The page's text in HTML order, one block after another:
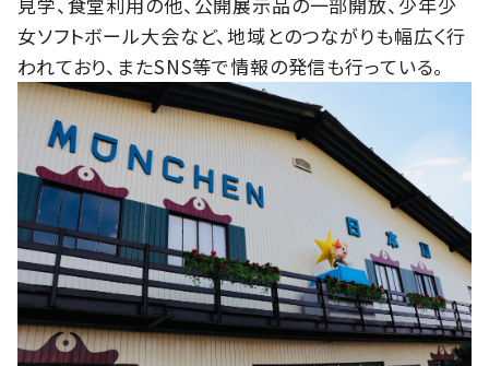
女ソフトボール大会など、地域とのつながりも幅広く行
われており、またSNS等で情報の発信も行っている。